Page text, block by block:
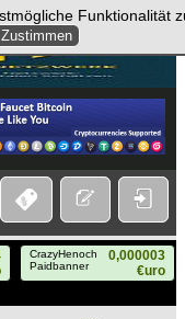
Funktionalität
Zustimmen